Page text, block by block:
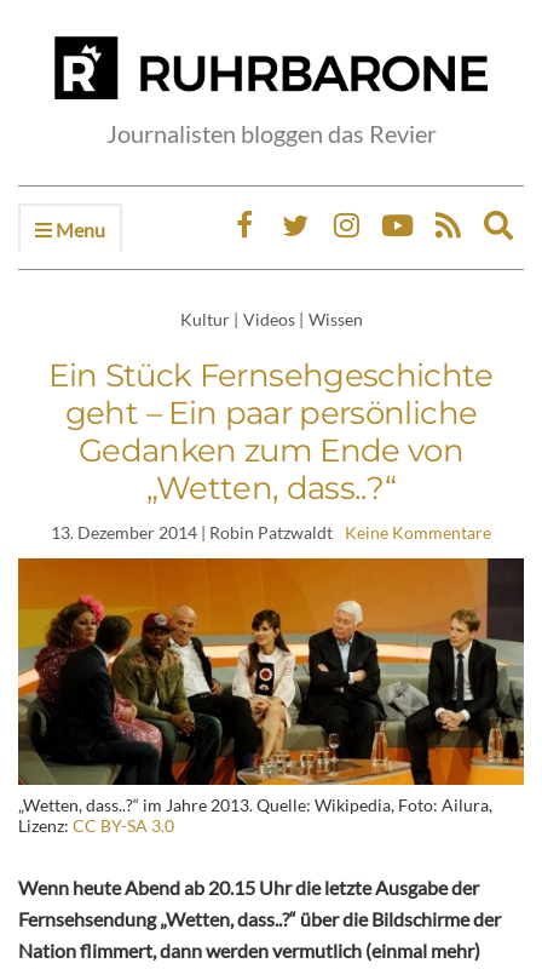
Journalisten bloggen das Revier
Menu
Kultur | Videos | Wissen
Ein Stück Fernsehgeschichte
geht – Ein paar persönliche
Gedanken zum Ende von
„Wetten, dass..?“
13. Dezember 2014 | Robin Patzwaldt Keine Kommentare
„Wetten, dass..?“ im Jahre 2013. Quelle: Wikipedia, Foto: Ailura,
Lizenz: CC BY-SA 3.0
Wenn heute Abend ab 20.15 Uhr die letzte Ausgabe der
Fernsehsendung „Wetten, dass..?“ über die Bildschirme der
Nation flimmert, dann werden vermutlich (einmal mehr)